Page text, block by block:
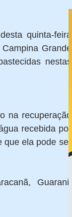
quinta-feira
Grande
nestas
na recuperação
recebida por
ela pode ser
Guarani,